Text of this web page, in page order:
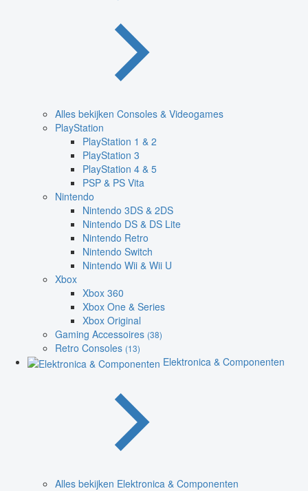
Alles bekijken Consoles & Videogames
PlayStation
PlayStation 1 & 2
PlayStation 3
PlayStation 4 & 5
PSP & PS Vita
Nintendo
Nintendo 3DS & 2DS
Nintendo DS & DS Lite
Nintendo Retro
Nintendo Switch
Nintendo Wii & Wii U
Xbox
Xbox 360
Xbox One & Series
Xbox Original
Gaming Accessoires (38)
Retro Consoles (13)
Elektronica & Componenten
Alles bekijken Elektronica & Componenten